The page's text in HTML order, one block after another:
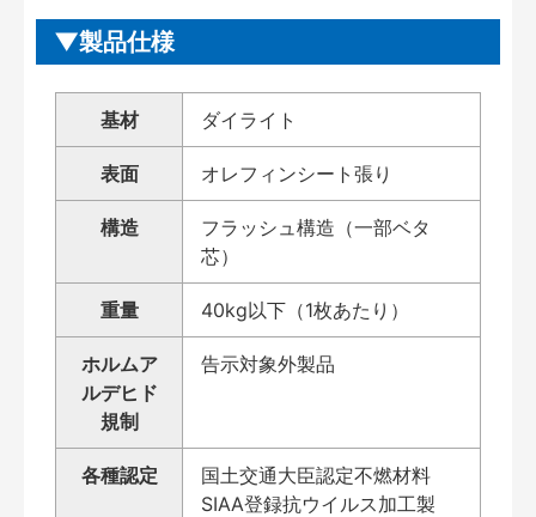
製品仕様
基材 ダイライト
表面 オレフィンシート張り
構造
フラッシュ構造（一部ベタ
芯）
重量 40kg以下（1枚あたり）
ホルムア
ルデヒド
規制
告示対象外製品
各種認定
国土交通大臣認定不燃材料
SIAA登録抗ウイルス加工製